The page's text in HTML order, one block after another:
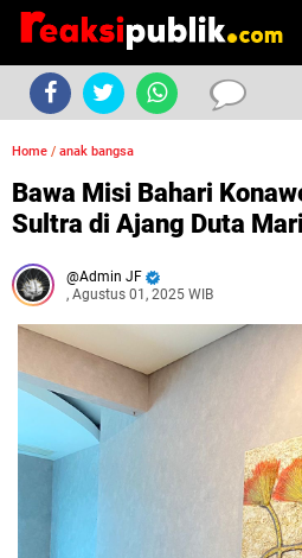
Home / anak bangsa
Bawa Misi Bahari
Sultra di Ajang Duta
Admin JF
, Agustus 01, 2025 WIB